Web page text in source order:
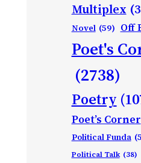
Multiplex
Novel (59) Off
Poet's
(2738)
Poetry
Poet’s Corner
Political Funda
Political Talk (38)